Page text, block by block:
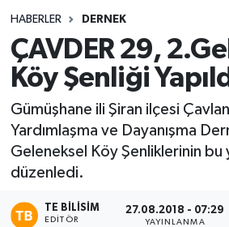
HABERLER DERNEK
ÇAVDER 29,
Köy Şenliği
Gümüşhane ili Şiran ilçesi
Yardımlaşma ve Dayanışma
Geleneksel Köy Şenliklerinin bu
düzenledi.
TE BILISIM
EDITÖR
27.08.2018 - 07:29
YAYINLANMA
Süper Lig Puan Durumu ve
Tüm Manşetler
Son Dakika Haberleri
Haber Arşivi